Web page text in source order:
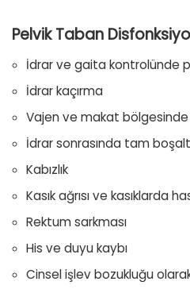
Pelvik Taban
İdrar ve gaita kontrolünde
İdrar kaçırma
Vajen ve makat bölgesinde
İdrar sonrasında tam
Kabızlık
Kasık ağrısı ve kasıklarda
Rektum sarkması
His ve duyu kaybı
Cinsel işlev bozukluğu